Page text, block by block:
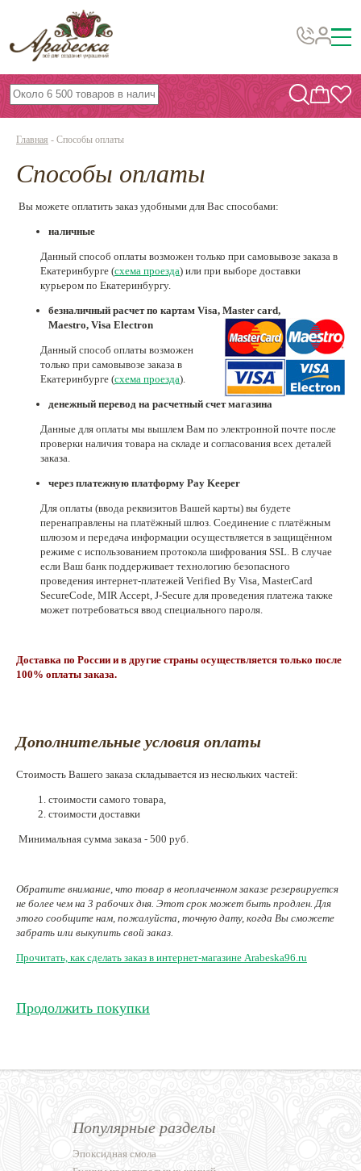
Бусины, подвески, декор
Бисер
Фурнитура
Проволока
Инструменты и материалы
Эпоксидная смола
Шнуры, ленты, нитки
По темам и сезонам
Бисер TOHO
Нетемнеющая фурнитура
Проволока
Каталог
Новинки!
Фотофорум
О магазине
Главная - Способы оплаты
Способы оплаты
Вы можете оплатить заказ удобными для Вас способами:
наличные
Данный способ оплаты возможен только при самовывозе заказа в
Екатеринбурге (схема проезда) или при выборе доставки
курьером по Екатеринбургу.
безналичный расчет по картам Visa, Master card,
Maestro, Visa Electron
Данный способ оплаты возможен
только при самовывозе заказа в
Екатеринбурге (схема проезда).
денежный перевод на расчетный счет магазина
Данные для оплаты мы вышлем Вам по электронной почте после
проверки наличия товара на складе и согласования всех деталей
заказа.
через платежную платформу Pay Keeper
Для оплаты (ввода реквизитов Вашей карты) вы будете
перенаправлены на платёжный шлюз. Соединение с платёжным
шлюзом и передача информации осуществляется в защищённом
режиме с использованием протокола шифрования SSL. В случае
если Ваш банк поддерживает технологию безопасного
проведения интернет-платежей Verified By Visa, MasterCard
SecureCode, MIR Accept, J-Secure для проведения платежа также
может потребоваться ввод специального пароля.
Доставка по России и в другие страны осуществляется только после
100% оплаты заказа.
Дополнительные условия оплаты
Стоимость Вашего заказа складывается из нескольких частей:
стоимости самого товара,
стоимости доставки
Минимальная сумма заказа - 500 руб.
Обратите внимание, что товар в неоплаченном заказе резервируется
не более чем на 3 рабочих дня. Этот срок может быть продлен. Для
этого сообщите нам, пожалуйста, точную дату, когда Вы сможете
забрать или выкупить свой заказ.
Прочитать, как сделать заказ в интернет-магазине Arabeska96.ru
Продолжить покупки
Популярные разделы
Эпоксидная смола